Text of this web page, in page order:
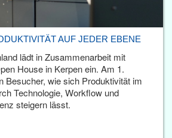
AUF JEDER EBENE
lädt in Zusammenarbeit mit
House in Kerpen ein. Am 1.
Besucher, wie sich Produktivität im
Technologie, Workflow und
steigern lässt.